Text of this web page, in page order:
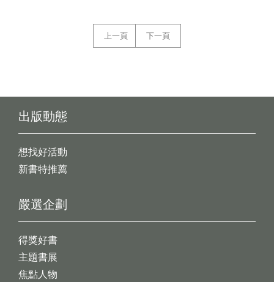
上一頁 下一頁
出版動態
想找好活動
新書特推薦
嚴選企劃
得獎好書
主題書展
焦點人物